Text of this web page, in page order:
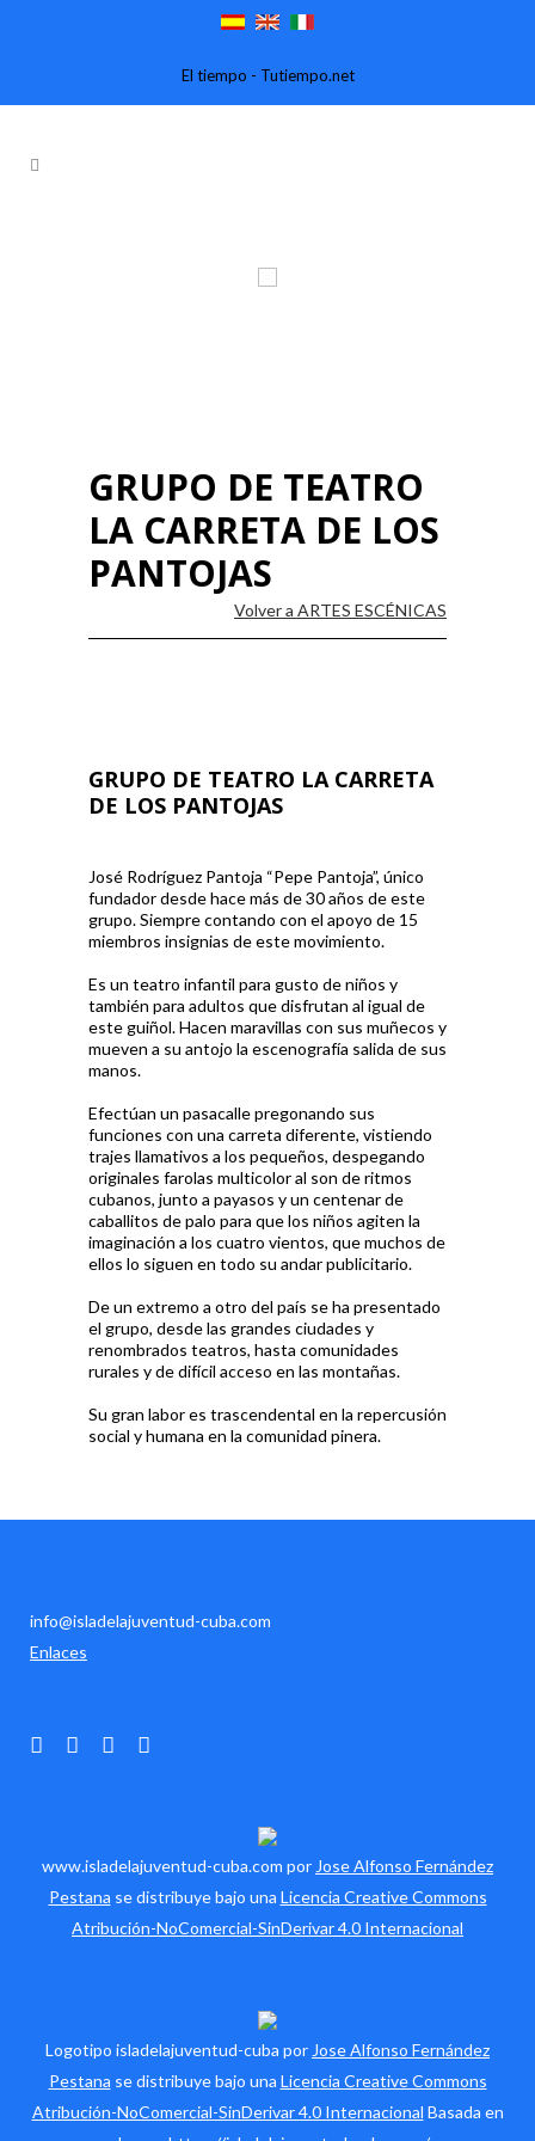
El tiempo - Tutiempo.net
GRUPO DE TEATRO
LA CARRETA DE LOS
PANTOJAS
Volver a ARTES ESCÉNICAS
GRUPO DE TEATRO LA CARRETA
DE LOS PANTOJAS
José Rodríguez Pantoja “Pepe Pantoja”, único
fundador desde hace más de 30 años de este
grupo. Siempre contando con el apoyo de 15
miembros insignias de este movimiento.
Es un teatro infantil para gusto de niños y
también para adultos que disfrutan al igual de
este guiñol. Hacen maravillas con sus muñecos y
mueven a su antojo la escenografía salida de sus
manos.
Efectúan un pasacalle pregonando sus
funciones con una carreta diferente, vistiendo
trajes llamativos a los pequeños, despegando
originales farolas multicolor al son de ritmos
cubanos, junto a payasos y un centenar de
caballitos de palo para que los niños agiten la
imaginación a los cuatro vientos, que muchos de
ellos lo siguen en todo su andar publicitario.
De un extremo a otro del país se ha presentado
el grupo, desde las grandes ciudades y
renombrados teatros, hasta comunidades
rurales y de difícil acceso en las montañas.
Su gran labor es trascendental en la repercusión
social y humana en la comunidad pinera.
info@isladelajuventud-cuba.com
Enlaces
www.isladelajuventud-cuba.com por Jose Alfonso Fernández
Pestana se distribuye bajo una Licencia Creative Commons
Atribución-NoComercial-SinDerivar 4.0 Internacional
Logotipo isladelajuventud-cuba por Jose Alfonso Fernández
Pestana se distribuye bajo una Licencia Creative Commons
Atribución-NoComercial-SinDerivar 4.0 Internacional Basada en